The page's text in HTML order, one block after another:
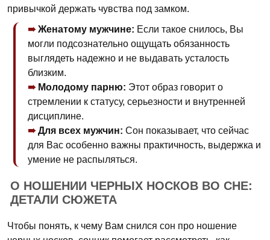
привычкой держать чувства под замком.
Женатому мужчине: Если такое снилось, Вы
могли подсознательно ощущать обязанность
выглядеть надежно и не выдавать усталость
близким.
Молодому парню: Этот образ говорит о
стремлении к статусу, серьезности и внутренней
дисциплине.
Для всех мужчин: Сон показывает, что сейчас
для Вас особенно важны практичность, выдержка и
умение не распыляться.
О НОШЕНИИ ЧЕРНЫХ НОСКОВ ВО СНЕ:
ДЕТАЛИ СЮЖЕТА
Чтобы понять, к чему Вам снился сон про ношение